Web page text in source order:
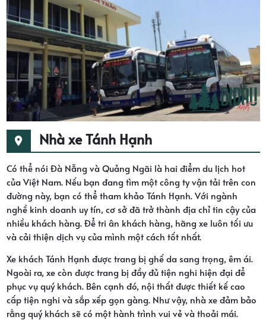
Nhà xe Tánh Hạnh
Có thể nói Đà Nẵng và Quảng Ngãi là hai điểm du lịch hot
của Việt Nam. Nếu bạn đang tìm một công ty vận tải trên con
đường này, bạn có thể tham khảo Tánh Hạnh. Với ngành
nghề kinh doanh uy tín, cơ sở đã trở thành địa chỉ tin cậy của
nhiều khách hàng. Để tri ân khách hàng, hãng xe luôn tối ưu
và cải thiện dịch vụ của mình một cách tốt nhất.
Xe khách Tánh Hạnh được trang bị ghế da sang trọng, êm ái.
Ngoài ra, xe còn được trang bị đầy đủ tiện nghi hiện đại để
phục vụ quý khách. Bên cạnh đó, nội thất được thiết kế cao
cấp tiện nghi và sắp xếp gọn gàng. Như vậy, nhà xe đảm bảo
rằng quý khách sẽ có một hành trình vui vẻ và thoải mái.